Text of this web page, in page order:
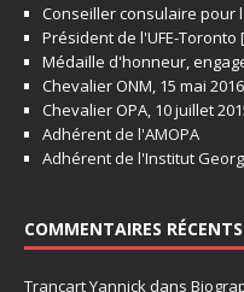
Conseiller consulaire pour
Président de l'UFE-Toronto
Médaille d'honneur,
Chevalier ONM, 15 mai 2016
Chevalier OPA, 10 juillet
Adhérent de l'AMOPA
Adhérent de l'Institut
COMMENTAIRES RÉCENTS
Trancart Yannick dans